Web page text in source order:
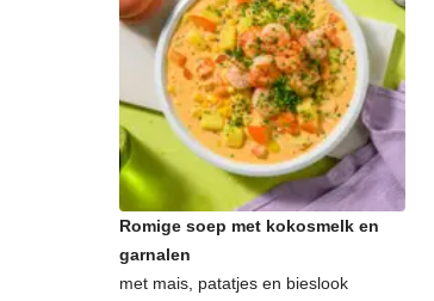
Romige soep met kokosmelk en
garnalen
met mais, patatjes en bieslook